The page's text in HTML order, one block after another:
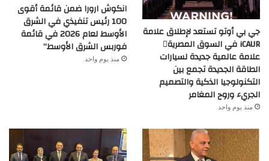
جي بي أوتو تستعد لإطلاق علامة
iCAUR في السوق المصرية
علامة عالمية جديدة لسيارات
الطاقة الجديدة تجمع بين
التكنولوجيا الذكية والتصميم
الجريء وروح المغامر
منذ يوم واحد
انكوش ارورا ضمن قائمة أقوى
100 رئيس تنفيذي في الشرق
الأوسط لعام 2026 في قائمة
فوربس الشرق الأوسط”
منذ يوم واحد